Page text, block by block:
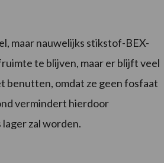
maar nauwelijks stikstof-BEX-
te blijven, maar er blijft veel
benutten, omdat ze geen fosfaat
vermindert hierdoor
zal worden.